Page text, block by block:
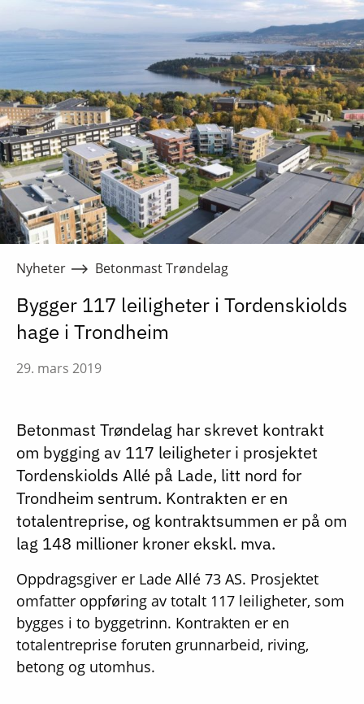
Nyheter Betonmast Trøndelag
Bygger 117 leiligheter i Tordenskiolds
hage i Trondheim
29. mars 2019
Betonmast Trøndelag har skrevet kontrakt
om bygging av 117 leiligheter i prosjektet
Tordenskiolds Allé på Lade, litt nord for
Trondheim sentrum. Kontrakten er en
totalentreprise, og kontraktsummen er på om
lag 148 millioner kroner ekskl. mva.
Oppdragsgiver er Lade Allé 73 AS. Prosjektet
omfatter oppføring av totalt 117 leiligheter, som
bygges i to byggetrinn. Kontrakten er en
totalentreprise foruten grunnarbeid, riving,
betong og utomhus.